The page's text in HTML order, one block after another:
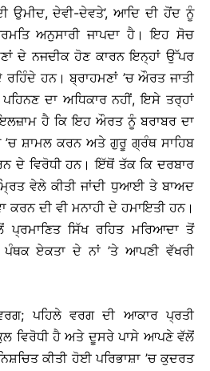
ਉਮੀਦ, ਦੇਵੀ-ਦੇਵਤੇ’, ਆਦਿ ਦੀ ਹੋਂਦ ਨੂੰ
ਅਨੁਸਾਰੀ ਜਾਪਦਾ ਹੈ। ਇਹ ਸੋਚ
ਦੇ ਨਜਦੀਕ ਹੋਣ ਕਾਰਨ ਇਨ੍ਹਾਂ ਉੱਪਰ
ਹਨ। ਬ੍ਰਾਹਮਣਾਂ ’ਚ ਔਰਤ ਜਾਤੀ
ਦਾ ਅਧਿਕਾਰ ਨਹੀਂ, ਇਸੇ ਤਰ੍ਹਾਂ
ਹੈ ਕਿ ਇਹ ਔਰਤ ਨੂੰ ਬਰਾਬਰ ਦਾ
ਸ਼ਾਮਲ ਕਰਨ ਅਤੇ ਗੁਰੂ ਗ੍ਰੰਥ ਸਾਹਿਬ
ਦੇ ਵਿਰੋਧੀ ਹਨ। ਇੱਥੋਂ ਤੱਕ ਕਿ ਦਰਬਾਰ
ਵੇਲੇ ਕੀਤੀ ਜਾਂਦੀ ਧੁਆਈ ਤੇ ਬਾਅਦ
ਕਰਨ ਦੀ ਵੀ ਮਨਾਹੀ ਦੇ ਹਮਾਇਤੀ ਹਨ।
ਪ੍ਰਮਾਣਿਤ ਸਿੱਖ ਰਹਿਤ ਮਰਿਆਦਾ ਤੋਂ
ਏਕਤਾ ਦੇ ਨਾਂ ’ਤੇ ਆਪਣੀ ਵੱਖਰੀ
ਪਹਿਲੇ ਵਰਗ ਦੀ ਆਕਾਰ ਪ੍ਰਤੀ
ਵਿਰੋਧੀ ਹੈ ਅਤੇ ਦੂਸਰੇ ਪਾਸੇ ਆਪਣੇ ਵੱਲੋਂ
ਕੀਤੀ ਹੋਈ ਪਰਿਭਾਸ਼ਾ ’ਚ ਕੁਦਰਤ